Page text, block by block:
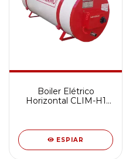
Boiler Elétrico
Horizontal CLIM-H1
ESPIAR